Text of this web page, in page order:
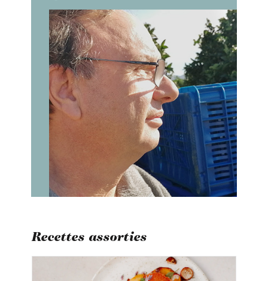
Recettes assorties